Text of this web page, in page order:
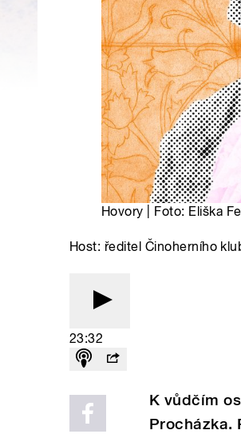
Hovory | Foto: Eliška
Host: ředitel Činoherního
23:32
K vůdčím
Procházka.